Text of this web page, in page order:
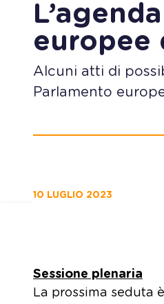
europee
Alcuni atti di
Parlamento
10 LUGLIO 2023
Sessione plenaria
La prossima seduta